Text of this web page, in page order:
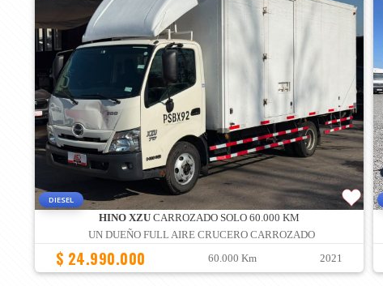
DIESEL
HINO XZU CARROZADO SOLO 60.000 KM
UN DUEÑO FULL AIRE CRUCERO CARROZADO
$ 24.990.000 60.000 Km 2021